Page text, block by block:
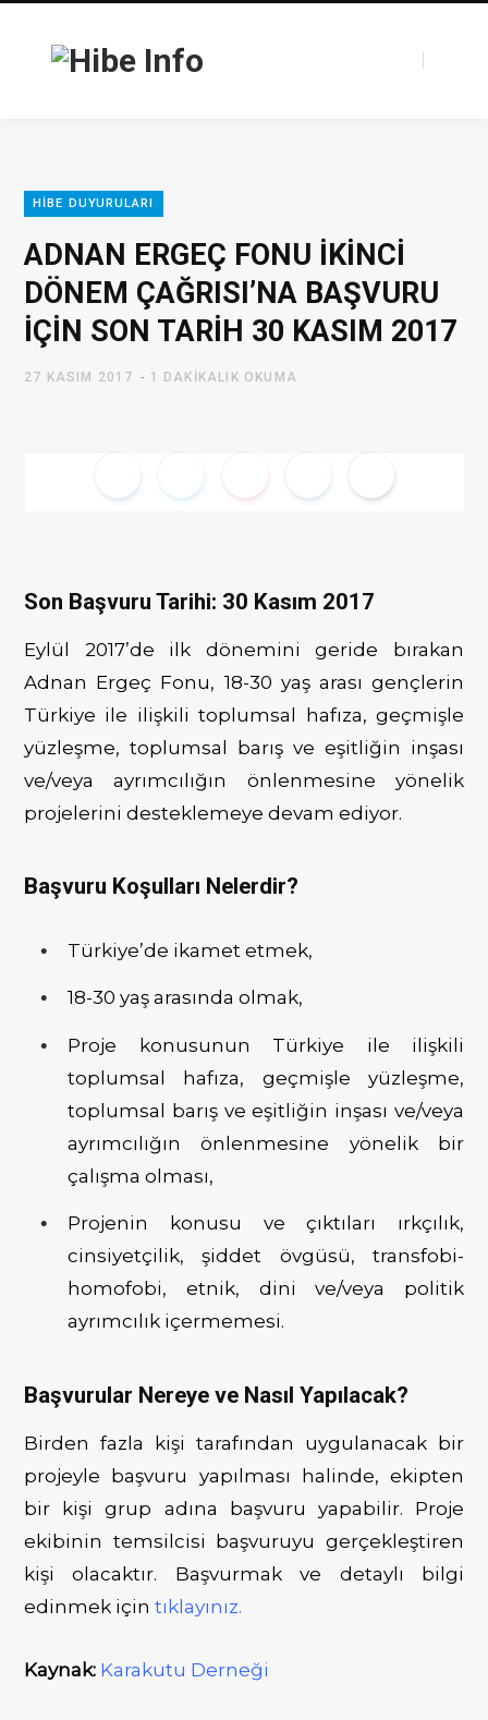
o r
HIBE DUYURULARI
ADNAN ERGEÇ FONU İKİNCİ
DÖNEM ÇAĞRISI’NA BAŞVURU
İÇİN SON TARİH 30 KASIM 2017
27 KASIM 2017 1 DAKIKALIK OKUMA
Son Başvuru Tarihi: 30 Kasım 2017
Eylül 2017’de ilk dönemini geride bırakan
Adnan Ergeç Fonu, 18-30 yaş arası gençlerin
Türkiye ile ilişkili toplumsal hafıza, geçmişle
yüzleşme, toplumsal barış ve eşitliğin inşası
ve/veya ayrımcılığın önlenmesine yönelik
projelerini desteklemeye devam ediyor.
Başvuru Koşulları Nelerdir?
Türkiye’de ikamet etmek,
18-30 yaş arasında olmak,
Proje konusunun Türkiye ile ilişkili
toplumsal hafıza, geçmişle yüzleşme,
toplumsal barış ve eşitliğin inşası ve/veya
ayrımcılığın önlenmesine yönelik bir
çalışma olması,
Projenin konusu ve çıktıları ırkçılık,
cinsiyetçilik, şiddet övgüsü, transfobi-
homofobi, etnik, dini ve/veya politik
ayrımcılık içermemesi.
Başvurular Nereye ve Nasıl Yapılacak?
Birden fazla kişi tarafından uygulanacak bir
projeyle başvuru yapılması halinde, ekipten
bir kişi grup adına başvuru yapabilir. Proje
ekibinin temsilcisi başvuruyu gerçekleştiren
kişi olacaktır. Başvurmak ve detaylı bilgi
edinmek için tıklayınız.
Kaynak: Karakutu Derneği